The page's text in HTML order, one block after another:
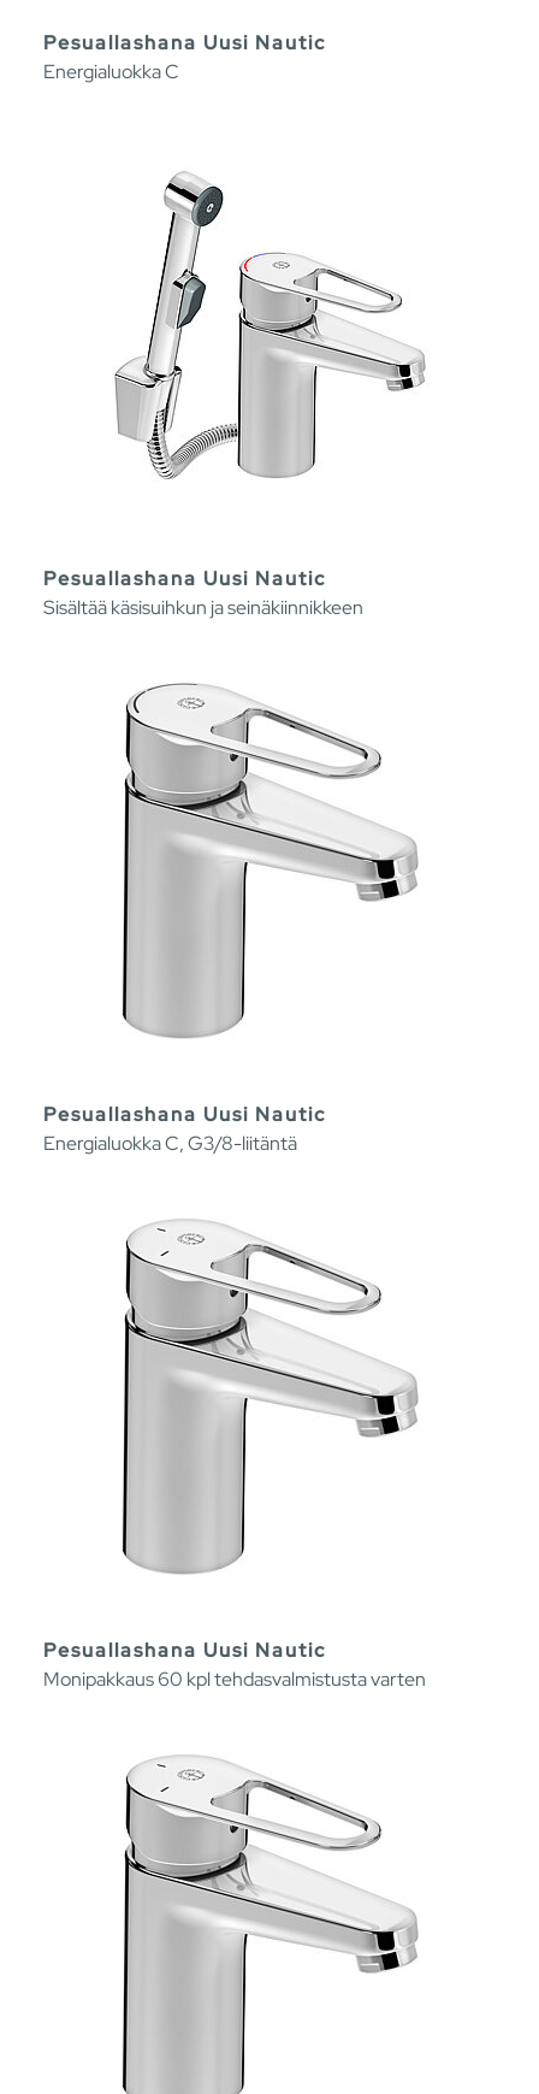
Pesuallashana Uusi Nautic
Energialuokka C
Pesuallashana Uusi Nautic
Sisältää käsisuihkun ja seinäkiinnikkeen
Pesuallashana Uusi Nautic
Energialuokka C, G3/8-liitäntä
Pesuallashana Uusi Nautic
Monipakkaus 60 kpl tehdasvalmistusta varten